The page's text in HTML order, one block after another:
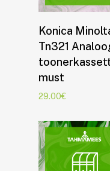
Lisa korvi
Konica
Tn321
must
29.00€